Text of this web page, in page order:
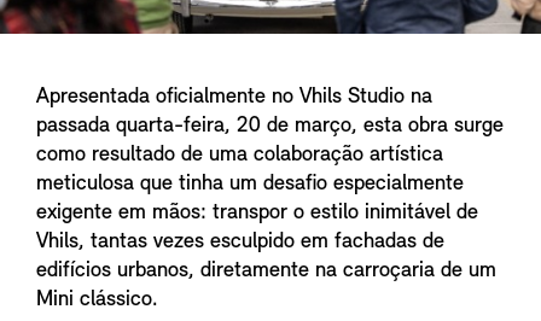
Apresentada oficialmente no Vhils Studio na
passada quarta-feira, 20 de março, esta obra surge
como resultado de uma colaboração artística
meticulosa que tinha um desafio especialmente
exigente em mãos: transpor o estilo inimitável de
Vhils, tantas vezes esculpido em fachadas de
edifícios urbanos, diretamente na carroçaria de um
Mini clássico.